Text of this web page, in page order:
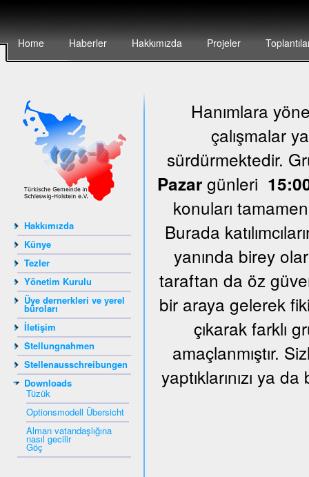
Home Haberler Hakkımızda Projeler
Hakkımızda
Künye
Tezler
Yönetim Kurulu
Üye dernerkleri ve yerel
büroları
İletişim
Stellungnahmen
Stellenausschreibungen
Downloads
Tüzük
Optionsmodell Übersicht
Alman vatandaşlığına
nasıl gecilir
Göç
Hanımlara
çalışmalar
sürdürmektedir.
Pazar günleri
konuları
Burada
yanında birey
taraftan da öz
bir araya gelerek
çıkarak farklı
amaçlanmıştır.
yaptıklarınızı ya